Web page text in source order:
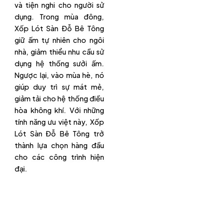
và tiện nghi cho người sử
dụng. Trong mùa đông,
Xốp Lót Sàn Đỗ Bê Tông
giữ ấm tự nhiên cho ngôi
nhà, giảm thiểu nhu cầu sử
dụng hệ thống sưởi ấm.
Ngược lại, vào mùa hè, nó
giúp duy trì sự mát mẻ,
giảm tải cho hệ thống điều
hòa không khí. Với những
tính năng ưu việt này, Xốp
Lót Sàn Đỗ Bê Tông trở
thành lựa chọn hàng đầu
cho các công trình hiện
đại.